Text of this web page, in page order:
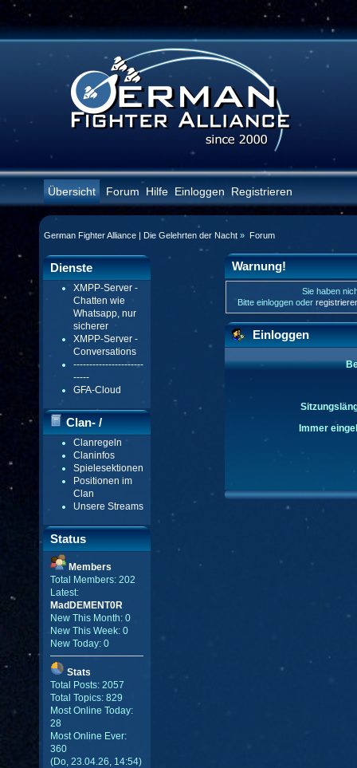
Übersicht Forum Hilfe Einloggen Registrieren
German Fighter Alliance | Die Gelehrten der Nacht » Forum
Dienste
XMPP-Server -
Chatten wie
Whatsapp, nur
sicherer
XMPP-Server -
Conversations
----------------------
-----
GFA-Cloud
Clan- /
Gildenmenü
Clanregeln
Claninfos
Spielesektionen
Positionen im
Clan
Unsere Streams
Status
Members
Total Members: 202
Latest:
MadDEMENT0R
New This Month: 0
New This Week: 0
New Today: 0
Stats
Total Posts: 2057
Total Topics: 829
Most Online Today:
28
Most Online Ever:
360
(Do, 23.04.26, 14:54)
Warnung!
Sie haben
Bitte einloggen oder
Einloggen
Immer